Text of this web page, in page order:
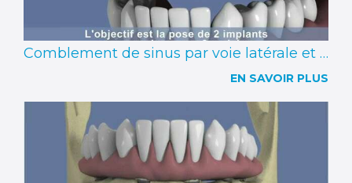
Comblement de sinus par voie latérale et implantation simultanée
EN SAVOIR PLUS